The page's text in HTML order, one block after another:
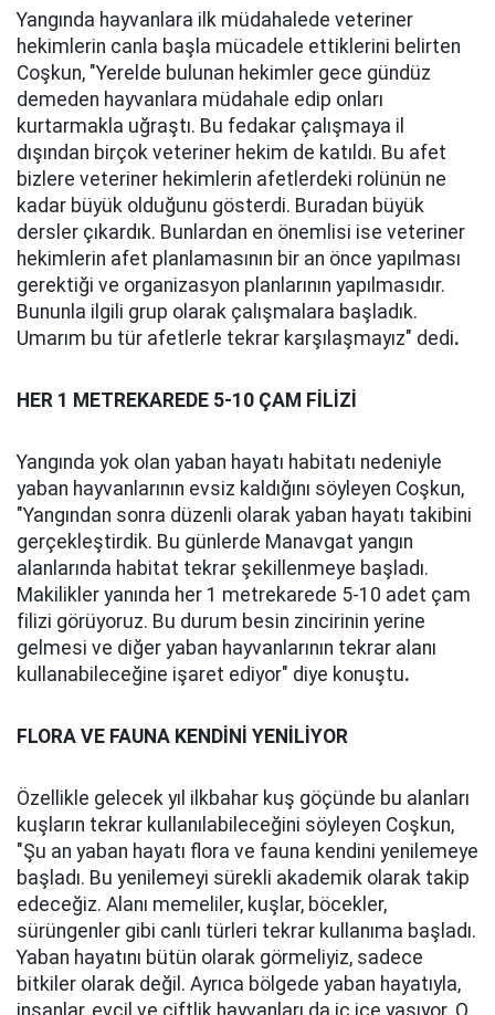
Yangında hayvanlara ilk müdahalede veteriner
hekimlerin canla başla mücadele ettiklerini belirten
Coşkun, "Yerelde bulunan hekimler gece gündüz
demeden hayvanlara müdahale edip onları
kurtarmakla uğraştı. Bu fedakar çalışmaya il
dışından birçok veteriner hekim de katıldı. Bu afet
bizlere veteriner hekimlerin afetlerdeki rolünün ne
kadar büyük olduğunu gösterdi. Buradan büyük
dersler çıkardık. Bunlardan en önemlisi ise veteriner
hekimlerin afet planlamasının bir an önce yapılması
gerektiği ve organizasyon planlarının yapılmasıdır.
Bununla ilgili grup olarak çalışmalara başladık.
Umarım bu tür afetlerle tekrar karşılaşmayız" dedi.
HER 1 METREKAREDE 5-10 ÇAM FİLİZİ
Yangında yok olan yaban hayatı habitatı nedeniyle
yaban hayvanlarının evsiz kaldığını söyleyen Coşkun,
"Yangından sonra düzenli olarak yaban hayatı takibini
gerçekleştirdik. Bu günlerde Manavgat yangın
alanlarında habitat tekrar şekillenmeye başladı.
Makilikler yanında her 1 metrekarede 5-10 adet çam
filizi görüyoruz. Bu durum besin zincirinin yerine
gelmesi ve diğer yaban hayvanlarının tekrar alanı
kullanabileceğine işaret ediyor" diye konuştu.
FLORA VE FAUNA KENDİNİ YENİLİYOR
Özellikle gelecek yıl ilkbahar kuş göçünde bu alanları
kuşların tekrar kullanılabileceğini söyleyen Coşkun,
"Şu an yaban hayatı flora ve fauna kendini yenilemeye
başladı. Bu yenilemeyi sürekli akademik olarak takip
edeceğiz. Alanı memeliler, kuşlar, böcekler,
sürüngenler gibi canlı türleri tekrar kullanıma başladı.
Yaban hayatını bütün olarak görmeliyiz, sadece
bitkiler olarak değil. Ayrıca bölgede yaban hayatıyla,
insanlar, evcil ve çiftlik hayvanları da iç içe yaşıyor. O